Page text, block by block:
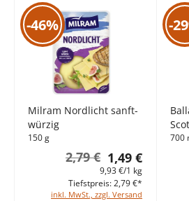
-46%
Milram Nordlicht sanft-
würzig
150 g
1,49 €
2,79 €
9,93 €/1 kg
inkl. MwSt., zzgl. Versand
Tiefstpreis: 2,79 €*
-
700